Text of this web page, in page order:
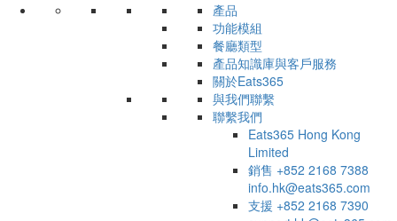
產品
功能模組
餐廳類型
產品知識庫與客戶服務
關於Eats365
與我們聯繫
聯繫我們
Eats365 Hong Kong
Limited
銷售 +852 2168 7388
info.hk@eats365.com
支援 +852 2168 7390